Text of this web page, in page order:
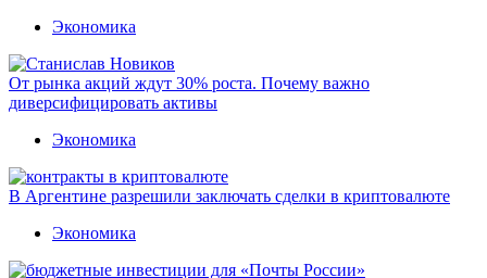
Экономика
От рынка акций ждут 30% роста. Почему важно
диверсифицировать активы
Экономика
В Аргентине разрешили заключать сделки в криптовалюте
Экономика